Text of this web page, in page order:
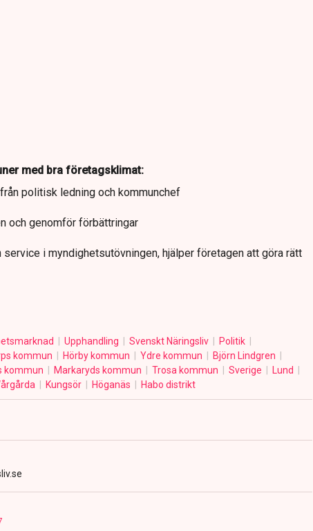
med bra företagsklimat:
politisk ledning och kommunchef
och genomför förbättringar
i myndighetsutövningen, hjälper företagen att göra rätt
Upphandling Svenskt Näringsliv
Politik
kommun Hörby kommun Ydre kommun
Björn Lindgren
kommun Markaryds kommun Trosa kommun Sverige
Lund
Kungsör Höganäs Habo distrikt